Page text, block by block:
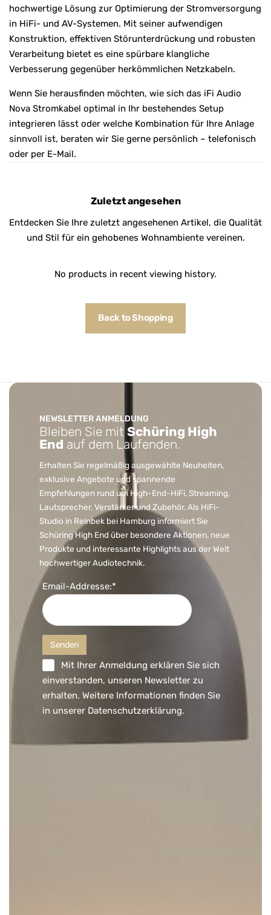
hochwertige Lösung zur Optimierung der Stromversorgung
in HiFi- und AV-Systemen. Mit seiner aufwendigen
Konstruktion, effektiven Störunterdrückung und robusten
Verarbeitung bietet es eine spürbare klangliche
Verbesserung gegenüber herkömmlichen Netzkabeln.
Wenn Sie herausfinden möchten, wie sich das iFi Audio
Nova Stromkabel optimal in Ihr bestehendes Setup
integrieren lässt oder welche Kombination für Ihre Anlage
sinnvoll ist, beraten wir Sie gerne persönlich – telefonisch
oder per E-Mail.
Zuletzt angesehen
Entdecken Sie Ihre zuletzt angesehenen Artikel, die Qualität
und Stil für ein gehobenes Wohnambiente vereinen.
No products in recent viewing history.
Back to Shopping
NEWSLETTER ANMELDUNG
Bleiben Sie mit Schüring High
End auf dem Laufenden.
Erhalten Sie regelmäßig ausgewählte Neuheiten,
exklusive Angebote und spannende
Empfehlungen rund um High-End-HiFi, Streaming,
Lautsprecher, Verstärker und Zubehör. Als HiFi-
Studio in Reinbek bei Hamburg informiert Sie
Schüring High End über besondere Aktionen, neue
Produkte und interessante Highlights aus der Welt
hochwertiger Audiotechnik.
Email-Addresse:*
Mit Ihrer Anmeldung erklären Sie sich
einverstanden, unseren Newsletter zu
erhalten. Weitere Informationen finden Sie
in unserer Datenschutzerklärung.